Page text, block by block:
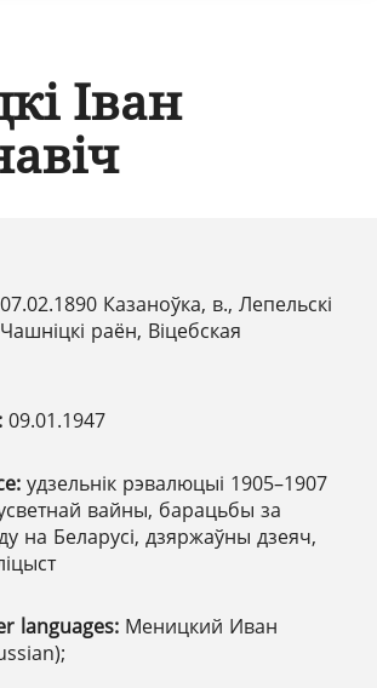
Іван
07.02.1890 Казаноўка, в., Лепельскі
раён, Віцебская
09.01.1947
удзельнік рэвалюцыі 1905–1907
вайны, барацьбы за
на Беларусі, дзяржаўны дзеяч,
languages: Меницкий Иван